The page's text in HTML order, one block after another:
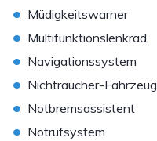
• Müdigkeitswarner
• Multifunktionslenkrad
• Navigationssystem
• Nichtraucher-Fahrzeug
• Notbremsassistent
• Notrufsystem